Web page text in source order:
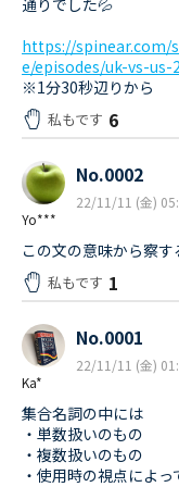
通りでした💦
https://spinear.com/
e/episodes/uk-vs-us-
※1分30秒辺りから
私もです 6
Yo***
No.0002
22/11/11 (金)
この文の意味から察す
私もです 1
Ka*
No.0001
22/11/11 (金)
集合名詞の中には
・単数扱いのもの
・複数扱いのもの
・使用時の視点によ